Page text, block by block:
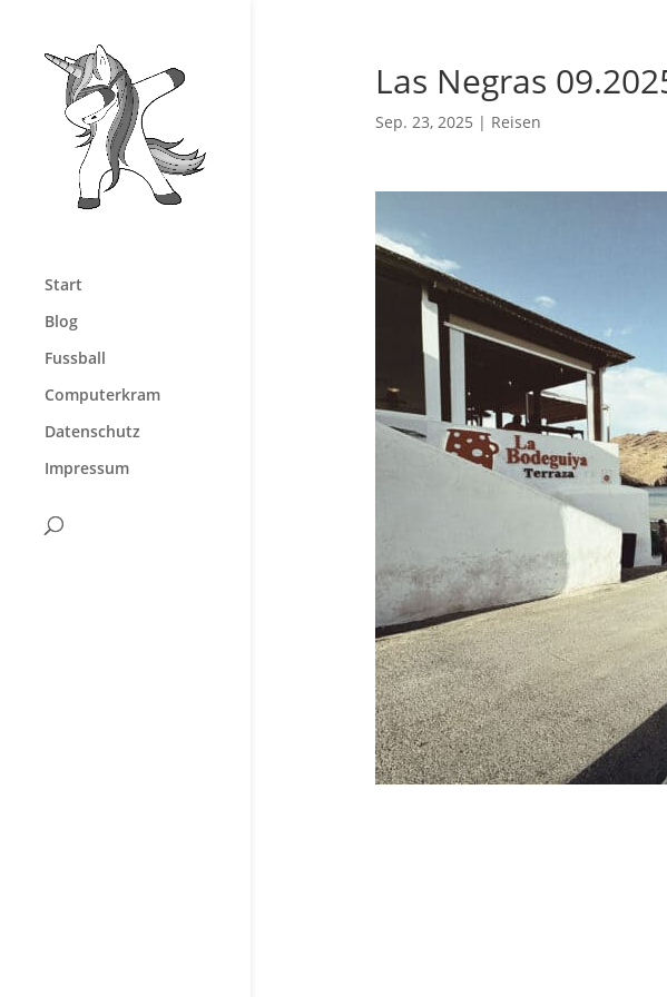
Start
Blog
Fussball
Computerkram
Datenschutz
Impressum
Las Negras
Sep. 23, 2025 | Reisen